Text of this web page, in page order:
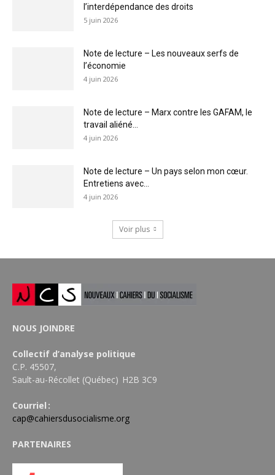
l’interdépendance des droits
5 juin 2026
Note de lecture – Les nouveaux serfs de
l’économie
4 juin 2026
Note de lecture – Marx contre les GAFAM, le
travail aliéné...
4 juin 2026
Note de lecture – Un pays selon mon cœur.
Entretiens avec...
4 juin 2026
Voir plus
NOUS JOINDRE
Collectif d’analyse politique
C.P. 45507,
Sault-au-Récollet (Québec) H2B 3C9
Courriel :
cap@cahiersdusocialisme.org
PARTENAIRES